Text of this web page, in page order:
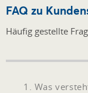
FAQ zu
Häufig gestellte
1. Was